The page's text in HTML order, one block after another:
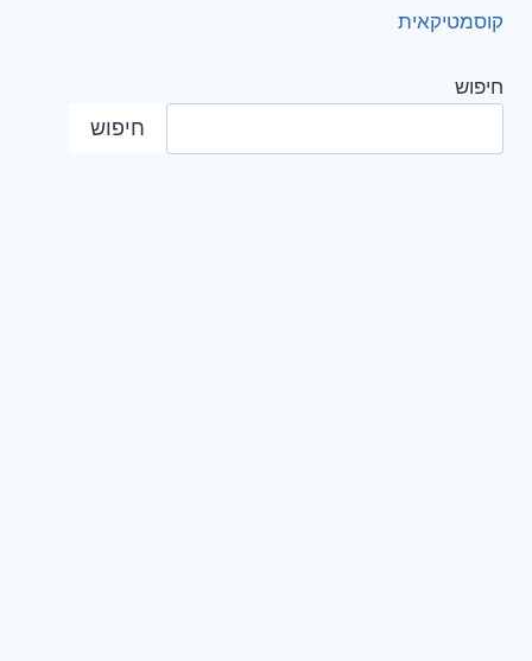
קוסמטיקאית
חיפוש
חיפוש